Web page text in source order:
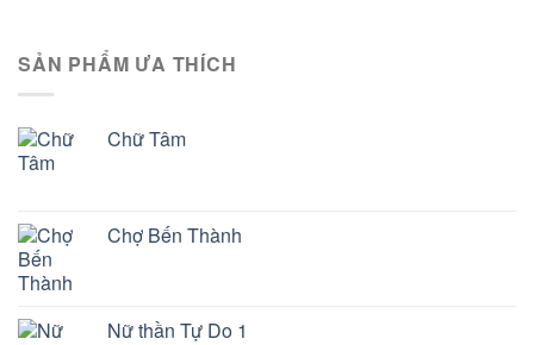
SẢN PHẨM ƯA THÍCH
Chữ Tâm
Chợ Bến Thành
Nữ thần Tự Do 1